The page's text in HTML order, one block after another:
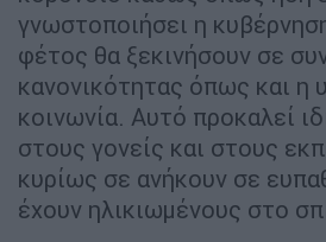
γνωστοποιήσει η
φέτος θα ξεκινήσουν σε
κανονικότητας όπως και η
κοινωνία. Αυτό προκαλεί
στους γονείς και στους
κυρίως σε ανήκουν σε
έχουν ηλικιωμένους στο